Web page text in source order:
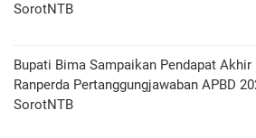
SorotNTB
Bupati Bima Sampaikan Pendapat Akhir
Ranperda Pertanggungjawaban APBD
SorotNTB